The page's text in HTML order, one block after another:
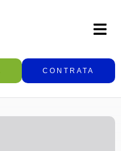
CONTRATA